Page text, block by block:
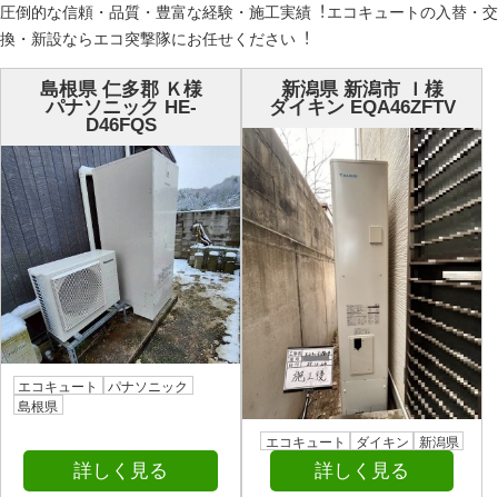
圧倒的な信頼・品質・豊富な経験・施⼯実績︕エコキュートの⼊替・交
換・新設ならエコ突撃隊にお任せください︕
島根県 仁多郡 Ｋ様
パナソニック HE-
D46FQS
エコキュート
パナソニック
島根県
詳しく見る
新潟県 新潟市 Ｉ様
ダイキン EQA46ZFTV
エコキュート ダイキン 新潟県
詳しく見る